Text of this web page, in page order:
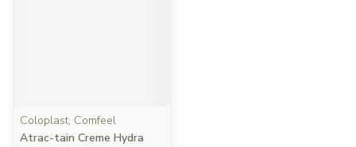
Coloplast, Comfeel
Atrac-tain Creme Hydra